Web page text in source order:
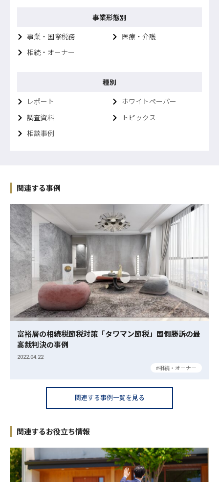
事業形態別
事業・国際税務
医療・介護
相続・オーナー
種別
レポート
ホワイトペーパー
調査資料
トピックス
相談事例
関連する事例
富裕層の相続税節税対策「タワマン節税」国側勝訴の最
高裁判決の事例
2022.04.22
相続・オーナー
関連する事例一覧を見る
関連するお役立ち情報